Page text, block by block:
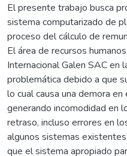
El presente trabajo busca
sistema computarizado de
proceso del cálculo de
El área de recursos
Internacional Galen SAC en
problemática debido a que
lo cual causa una demora
generando incomodidad en
retraso, incluso errores en
algunos sistemas
que el sistema apropiado